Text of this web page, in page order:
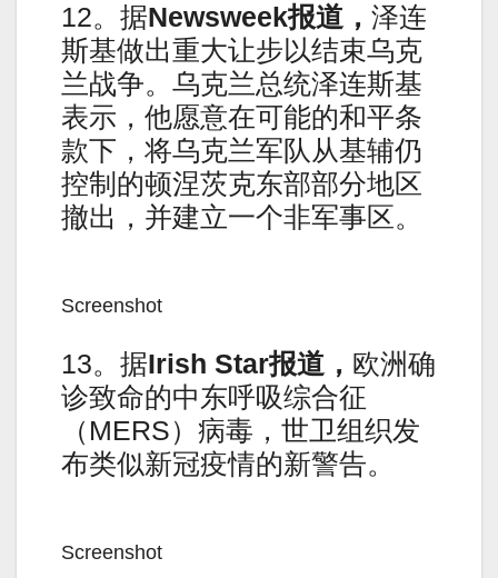
12。据Newsweek报道， 泽连
斯基做出重大让步以结束乌克
兰战争。乌克兰总统泽连斯基
表示，他愿意在可能的和平条
款下，将乌克兰军队从基辅仍
控制的顿涅茨克东部部分地区
撤出，并建立一个非军事区。
Screenshot
13。据Irish Star报道， 欧洲确
诊致命的中东呼吸综合征
（MERS）病毒，世卫组织发
布类似新冠疫情的新警告。
Screenshot